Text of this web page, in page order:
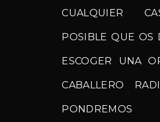
CUALQUIER
POSIBLE QUE OS
ESCOGER UNA
CABALLERO